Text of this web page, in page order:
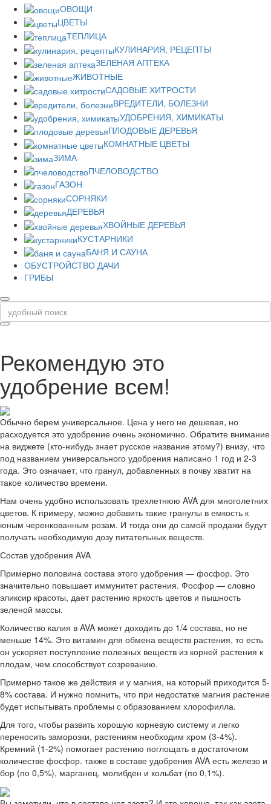
ОВОЩИ
ЦВЕТЫ
ТЕПЛИЦА
КУЛИНАРИЯ, РЕЦЕПТЫ
ЗЕЛЕНАЯ АПТЕКА
ЖИВОТНЫЕ
САДОВЫЕ ХИТРОСТИ
ВРЕДИТЕЛИ, БОЛЕЗНИ
УДОБРЕНИЯ, ХИМИКАТЫ
ПЛОДОВЫЕ ДЕРЕВЬЯ
КОМНАТНЫЕ ЦВЕТЫ
ЗИМА
ПЧЕЛОВОДСТВО
ГАЗОН
СОРНЯКИ
ДЕРЕВЬЯ
ХВОЙНЫЕ ДЕРЕВЬЯ
КУСТАРНИКИ
БАНЯ И САУНА
ОБУСТРОЙСТВО ДАЧИ
ГРИБЫ
Рекомендую это
удобрение всем!
Обычно берем универсальное. Цена у него не дешевая, но
расходуется это удобрение очень экономично. Обратите внимание
на виджете (кто-нибудь знает русское название этому?) внизу, что
под названием универсального удобрения написано 1 год и 2-3
года. Это означает, что гранул, добавленных в почву хватит на
такое количество времени.
Нам очень удобно использовать трехлетнюю AVA для многолетних
цветов. К примеру, можно добавить такие гранулы в емкость к
юным черенкованным розам. И тогда они до самой продажи будут
получать необходимую дозу питательных веществ.
Состав удобрения AVA
Примерно половина состава этого удобрения — фосфор. Это
значительно повышает иммунитет растения. Фосфор — словно
эликсир красоты, дает растению яркость цветов и пышность
зеленой массы.
Количество калия в AVA может доходить до 1/4 состава, но не
меньше 14%. Это витамин для обмена веществ растения, то есть
он ускоряет поступление полезных веществ из корней растения к
плодам, чем способствует созреванию.
Примерно такое же действия и у магния, на который приходится 5-
8% состава. И нужно помнить, что при недостатке магния растение
будет испытывать проблемы с образованием хлорофилла.
Для того, чтобы развить хорошую корневую систему и легко
переносить заморозки, растениям необходим хром (3-4%).
Кремний (1-2%) помогает растению поглощать в достаточном
количестве фосфор. также в составе удобрения AVA есть железо и
бор (по 0,5%), марганец, молибден и кольбат (по 0,1%).